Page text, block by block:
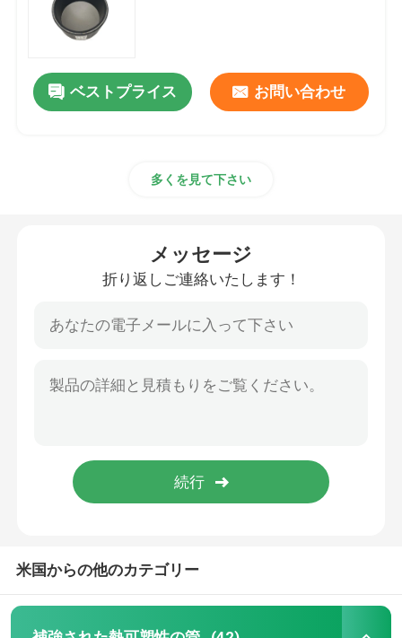
ベストプライス お問い合わせ
多くを見て下さい
メッセージ
折り返しご連絡いたします！
米国からの他のカテゴリー